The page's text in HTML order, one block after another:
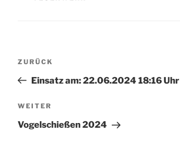
Beitragsnavigation
Vorheriger
Beitrag
ZURÜCK
Einsatz am: 22.06.2024 18:16 Uhr
Nächster
Beitrag
WEITER
Vogelschießen 2024